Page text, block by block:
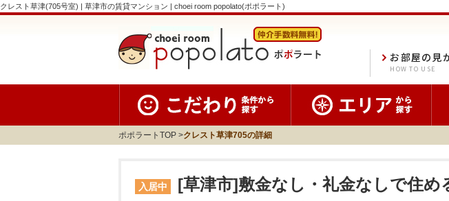
クレスト草津(705号室) | 草津市の賃貸マンション | choei room popolato(ポポラート)
お部屋の見
HOW TO USE
ポポラートTOP クレスト草津705の詳細
入居中 [草津市]敷金なし・礼金なしで住め